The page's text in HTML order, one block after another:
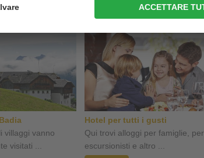
villaggi vanno
visitati ...
Hotel per tutti i gusti
Qui trovi alloggi per famiglie, per
escursionisti e altro ...